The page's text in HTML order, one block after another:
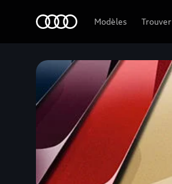
Modèles Trouver